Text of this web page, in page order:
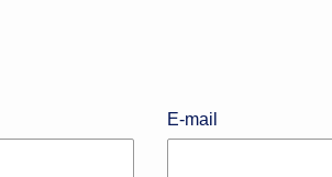
E-mail